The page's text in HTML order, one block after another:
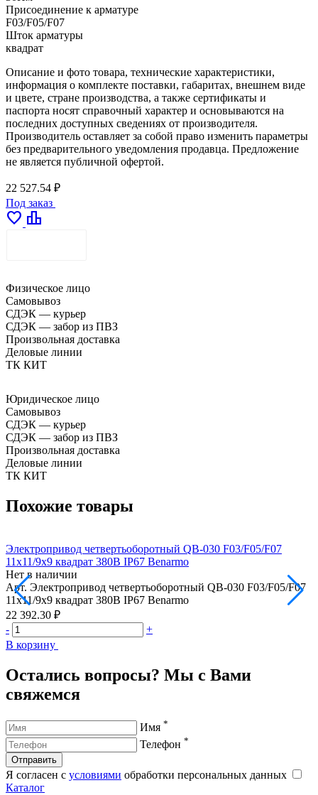
Присоединение к арматуре
F03/F05/F07
Шток арматуры
квадрат
Описание и фото товара, технические характеристики,
информация о комплекте поставки, габаритах, внешнем виде
и цвете, стране производства, а также сертификаты и
паспорта носят справочный характер и основываются на
последних доступных сведениях от производителя.
Производитель оставляет за собой право изменить параметры
без предварительного уведомления продавца. Предложение
не является публичной офертой.
22 527.54 ₽
Под заказ
favorite leaderboard
Физическое лицо
Самовывоз
СДЭК — курьер
СДЭК — забор из ПВЗ
Произвольная доставка
Деловые линии
ТК КИТ
Юридическое лицо
Самовывоз
СДЭК — курьер
СДЭК — забор из ПВЗ
Произвольная доставка
Деловые линии
ТК КИТ
Похожие товары
Электропривод четвертьоборотный QB-030 F03/F05/F07
11х11/9х9 квадрат 380В IP67 Benarmo
Нет в наличии
Арт. Электропривод четвертьоборотный QB-030 F03/F05/F07
11х11/9х9 квадрат 380В IP67 Benarmo
22 392.30 ₽
-
+
В корзину
Остались вопросы? Мы с Вами
свяжемся
Имя *
Телефон *
Отправить
Я согласен с условиями обработки персональных данных
Каталог